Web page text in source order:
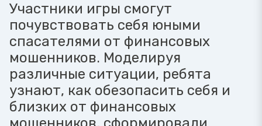
Участники игры смогут
почувствовать себя юными
спасателями от финансовых
мошенников. Моделируя
различные ситуации, ребята
узнают, как обезопасить себя и
близких от финансовых